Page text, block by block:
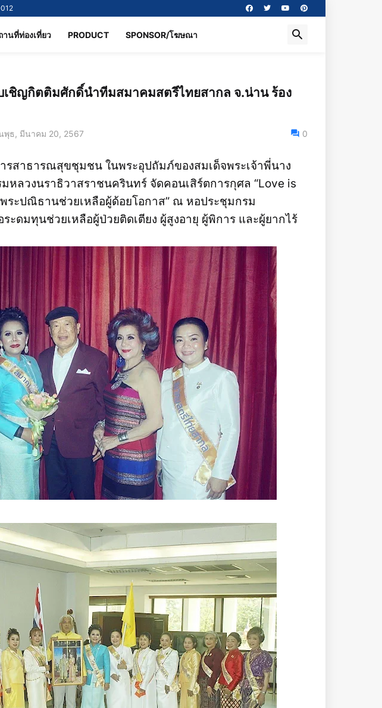
านที่ท่องเที่ยว PRODUCT SPONSOR/โฆษณา
เชิญกิตติมศักดิ์นำทีมสมาคมสตรีไทยสากล จ.น่าน ร้อง
พุธ, มีนาคม 20, 2567 0
สาธารณสุขชุมชน ในพระอุปถัมภ์ของสมเด็จพระเจ้าพี่นาง
หลวงนราธิวาสราชนครินทร์ จัดคอนเสิร์ตการกุศล “Love is
ระปณิธานช่วยเหลือผู้ด้อยโอกาส” ณ หอประชุมกรม
ะดมทุนช่วยเหลือผู้ป่วยติดเตียง ผู้สูงอายุ ผู้พิการ และผู้ยากไร้